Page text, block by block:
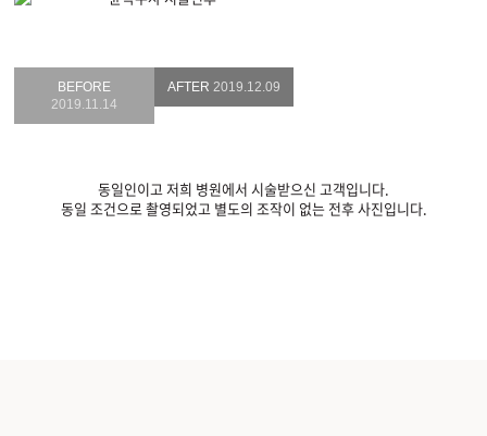
BEFORE
2019.11.14
AFTER 2019.12.09
동일인이고 저희 병원에서 시술받으신 고객입니다.
동일 조건으로 촬영되었고 별도의 조작이 없는 전후 사진입니다.